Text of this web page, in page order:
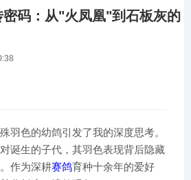
码：从"火凤凰"到石板灰的
羽色的幼鸽引发了我的深度思考。
诞生的子代，其羽色表现背后隐藏
作为深耕赛鸽育种十余年的爱好